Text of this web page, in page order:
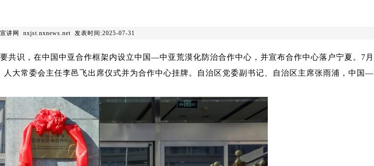
讲网 nxjst.nxnews.net 发表时间:2025-07-31
识，在中国中亚合作框架内设立中国—中亚荒漠化防治合作中心，并宣布合作中心落户宁夏。7
大常委会主任李邑飞出席仪式并为合作中心挂牌。自治区党委副书记、自治区主席张雨浦，中国